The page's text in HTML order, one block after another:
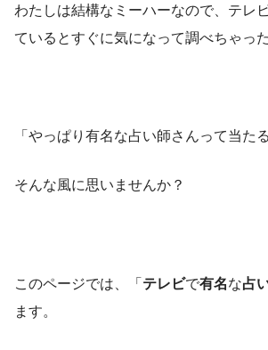
わたしは結構なミーハーなので、テレ
ているとすぐに気になって調べちゃっ
「やっぱり有名な占い師さんって当た
そんな風に思いませんか？
このページでは、「テレビで有名な占
ます。